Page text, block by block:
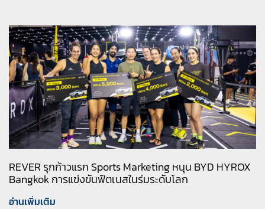
REVER รุกก้าวแรก Sports Marketing หนุน BYD HYROX
Bangkok การแข่งขันฟิตเนสในร่มระดับโลก
อ่านเพิ่มเติม